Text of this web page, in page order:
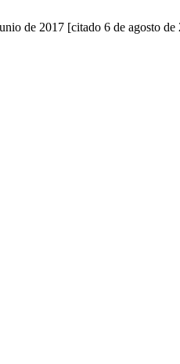
de 2017 [citado 6 de agosto